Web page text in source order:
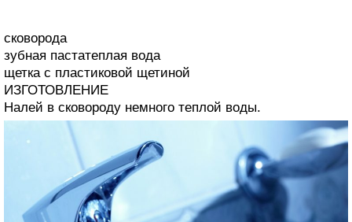
сковорода
зубная пастатеплая вода
щетка с пластиковой щетиной
ИЗГОТОВЛЕНИЕ
Налей в сковороду немного теплой воды.